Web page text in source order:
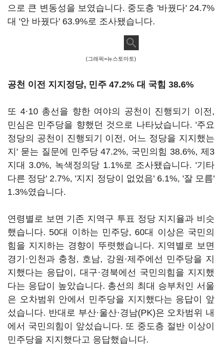
으로 큰 변동성을 보였습니다. 중도층 '바꿨다' 24.7%
대 '안 바꿨다' 63.9%로 조사됐습니다.
(그래픽=뉴스토마토)
공천 이전 지지정당, 민주 47.2% 대 국힘 38.6%
또 4·10 총선을 향한 여야의 공천이 진행되기 이전,
민심은 민주당을 향했던 것으로 나타났습니다. '주요
정당의 공천이 진행되기 이전, 어느 정당을 지지했는
지' 묻는 질문에 민주당 47.2%, 국민의힘 38.6%, 제3
지대 3.0%, 녹색정의당 1.1%로 조사됐습니다. '기타
다른 정당' 2.7%, '지지 정당이 없었음' 6.1%, '잘 모름'
1.3%였습니다.
연령별로 보면 기존 지역구 투표 정당 지지율과 비슷
했습니다. 50대 이하는 민주당, 60대 이상은 국민의
힘을 지지하는 경향이 뚜렷했습니다. 지역별로 보면
경기·인천과 충청, 호남, 강원·제주에선 민주당을 지
지했다는 응답이, 대구·경북에선 국민의힘을 지지했
다는 응답이 높았습니다. 총선의 최대 승부처인 서울
은 오차범위 안에서 민주당을 지지했다는 응답이 앞
섰습니다. 반대로 부산·울산·경남(PK)은 오차범위 내
에서 국민의힘이 앞섰습니다. 또 중도층 절반 이상이
민주당을 지지했다고 응답했습니다.